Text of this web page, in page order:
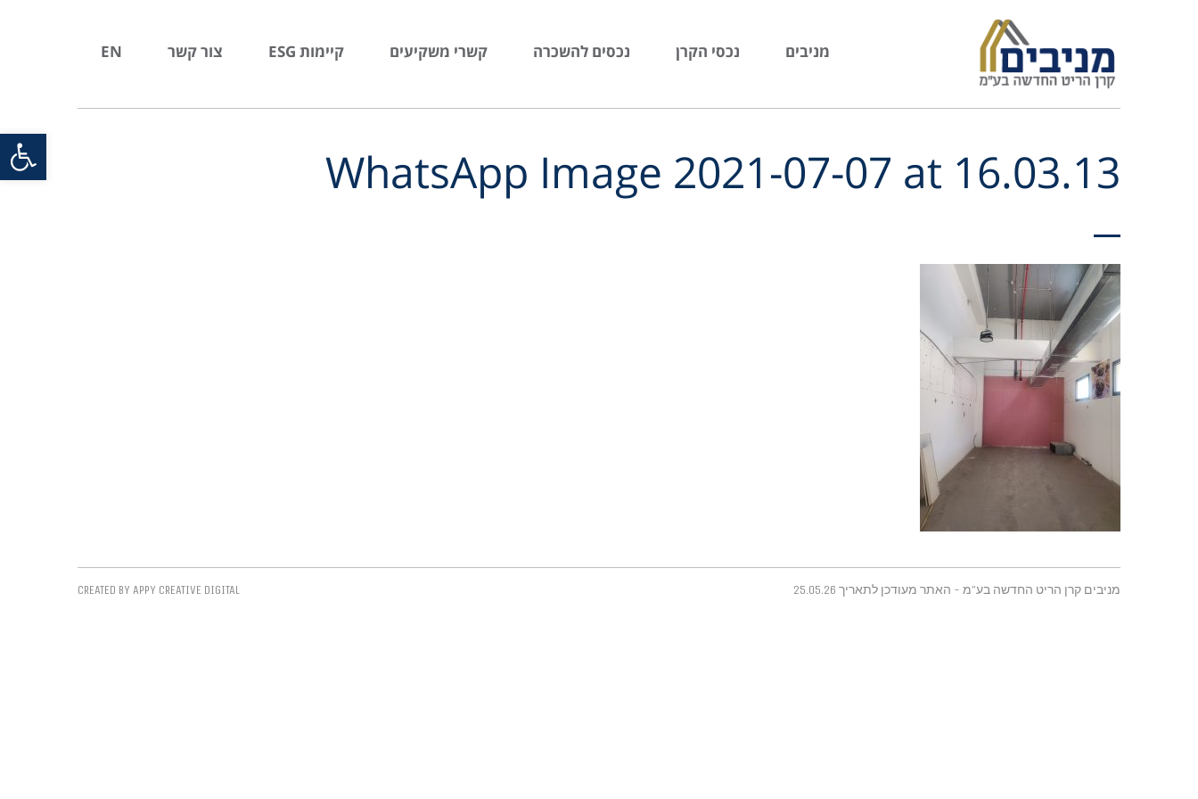
פתח
מניבים נכסי הקרן נכסים להשכרה קשרי משקיעים קיימות ESG צור קשר EN
WhatsApp Image 2021-07-07 at 16.03.13
מניבים קרן הריט החדשה בע"מ - האתר מעודכן לתאריך 25.05.26 CREATED BY APPY CREATIVE DIGITAL